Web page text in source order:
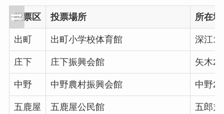
投票区 投票場所 所在地
出町 出町小学校体育館 深江1
庄下 庄下振興会館 矢木24
中野 中野農村振興会館 中野
五鹿屋 五鹿屋公民館 五郎